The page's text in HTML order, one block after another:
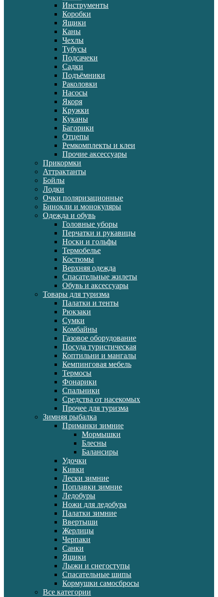
Инструменты
Коробки
Ящики
Каны
Чехлы
Тубусы
Подсачеки
Садки
Подъёмники
Раколовки
Насосы
Якоря
Кружки
Куканы
Багорики
Отцепы
Ремкомплекты и клеи
Прочие аксессуары
Прикормки
Аттрактанты
Бойлы
Лодки
Очки поляризационные
Бинокли и монокуляры
Одежда и обувь
Головные уборы
Перчатки и рукавицы
Носки и гольфы
Термобелье
Костюмы
Верхняя одежда
Спасательные жилеты
Обувь и аксессуары
Товары для туризма
Палатки и тенты
Рюкзаки
Сумки
Комбайны
Газовое оборудование
Посуда туристическая
Коптильни и мангалы
Кемпинговая мебель
Термосы
Фонарики
Спальники
Средства от насекомых
Прочее для туризма
Зимняя рыбалка
Приманки зимние
Мормышки
Блесны
Балансиры
Удочки
Кивки
Лески зимние
Поплавки зимние
Ледобуры
Ножи для ледобура
Палатки зимние
Ввертыши
Жерлицы
Черпаки
Санки
Ящики
Лыжи и снегоступы
Спасательные шипы
Кормушки самосбросы
Все категории